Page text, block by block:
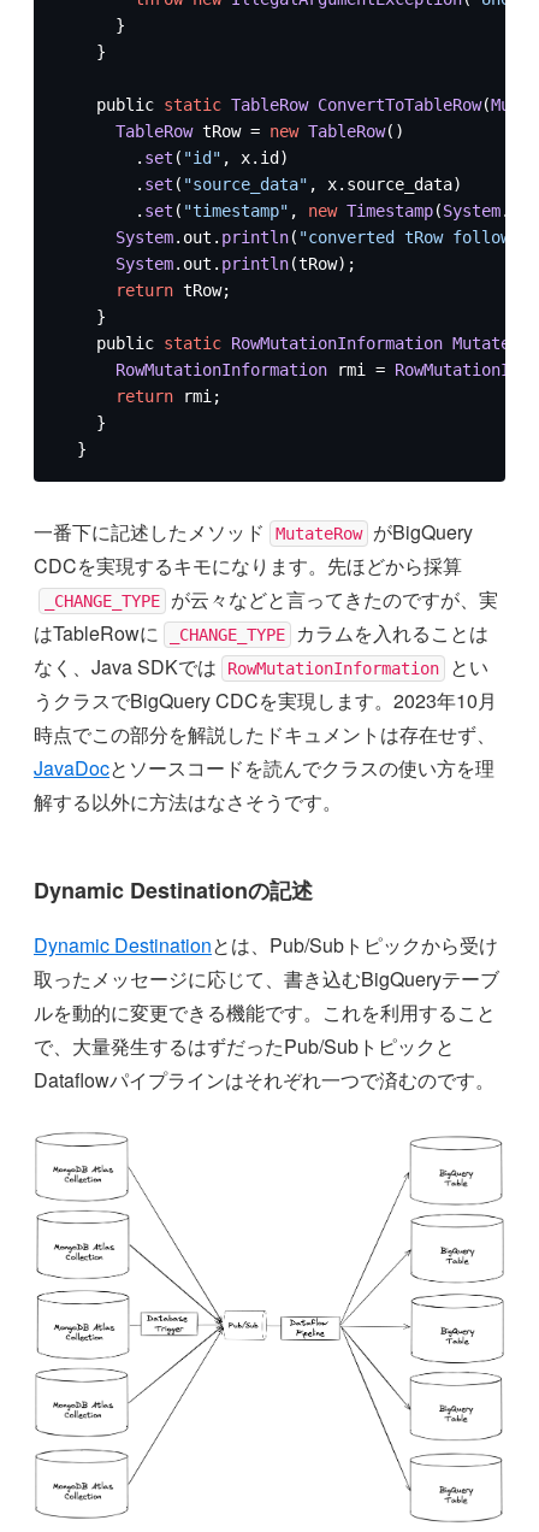
      }
    }
    public
static TableRow ConvertToTableRow(
TableRow tRow = new TableRow()
        .
set ( "id" , x. id )
        .
set ( "source_data" , x. source_data)
        .
set ( "timestamp" , new Timestamp(System.
System. out . println( "converted tRow
System. out . println(tRow);
return tRow;
    }
    public
static RowMutationInformation MutateRow
RowMutationInformation rmi =
return rmi;
    }
  }
一番下に記述したメソッド MutateRow
がBigQuery
CDCを実現するキモになります。先ほどから採算
_CHANGE_TYPE
が云々などと言ってきたのですが、実
はTableRowに
_CHANGE_TYPE
カラムを入れることは
なく、Java SDKでは
RowMutationInformation
とい
うクラスでBigQuery CDCを実現します。2023年10月
時点でこの部分を解説したドキュメントは存在せず、
JavaDocとソースコードを読んでクラスの使い方を理
解する以外に方法はなさそうです。
Dynamic Destinationの記述
Dynamic Destinationとは、Pub/Subトピックから受け
取ったメッセージに応じて、書き込むBigQueryテーブ
ルを動的に変更できる機能です。これを利用すること
で、大量発生するはずだったPub/Subトピックと
Dataflowパイプラインはそれぞれ一つで済むのです。